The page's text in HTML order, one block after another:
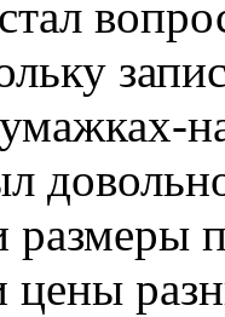
размеры
цены